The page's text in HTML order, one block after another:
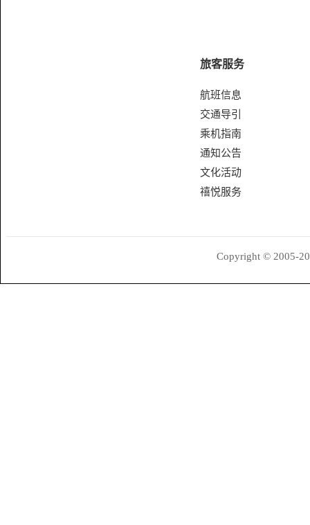
旅客服务
航班信息
交通导引
乘机指南
通知公告
文化活动
禧悦服务
Copyright © 2005-